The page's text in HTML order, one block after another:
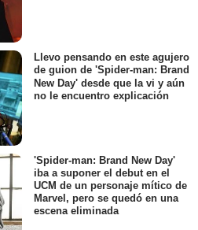
Llevo pensando en este agujero
de guion de 'Spider-man: Brand
New Day' desde que la vi y aún
no le encuentro explicación
'Spider-man: Brand New Day'
iba a suponer el debut en el
UCM de un personaje mítico de
Marvel, pero se quedó en una
escena eliminada